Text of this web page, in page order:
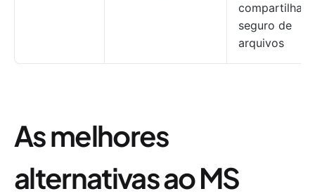
seguro de
arquivos
As melhores
alternativas ao MS